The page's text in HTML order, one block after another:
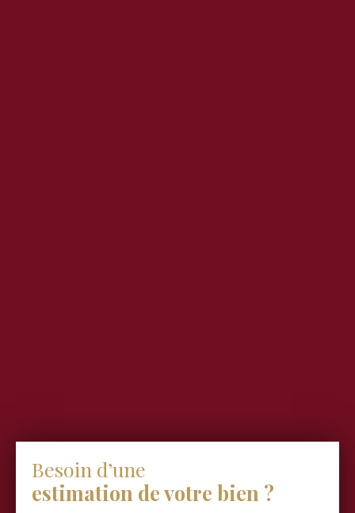
Besoin d’une
estimation de votre bien ?